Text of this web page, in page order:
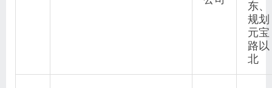
东、
规划
元宝
路以
北